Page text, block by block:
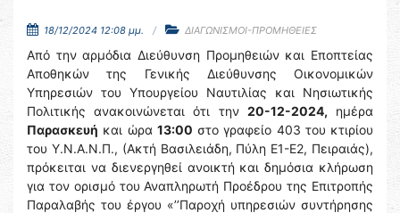
18/12/2024 12:08 μμ. ΔΙΑΓΩΝΙΣΜΟΙ-ΠΡΟΜΗΘΕΙΕΣ
Από την αρμόδια Διεύθυνση Προμηθειών και Εποπτείας
Αποθηκών της Γενικής Διεύθυνσης Οικονομικών
Υπηρεσιών του Υπουργείου Ναυτιλίας και Νησιωτικής
Πολιτικής ανακοινώνεται ότι την 20-12-2024, ημέρα
Παρασκευή και ώρα 13:00 στο γραφείο 403 του κτιρίου
του Υ.Ν.Α.Ν.Π., (Ακτή Βασιλειάδη, Πύλη Ε1-Ε2, Πειραιάς),
πρόκειται να διενεργηθεί ανοικτή και δημόσια κλήρωση
για τον ορισμό του Αναπληρωτή Προέδρου της Επιτροπής
Παραλαβής του έργου «’’Παροχή υπηρεσιών συντήρησης